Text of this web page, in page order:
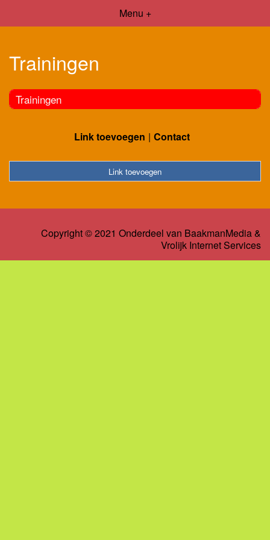
Menu +
Trainingen
Trainingen
Link toevoegen Contact
Link toevoegen
Copyright © 2021 Onderdeel van BaakmanMedia&
Vrolijk Internet Services